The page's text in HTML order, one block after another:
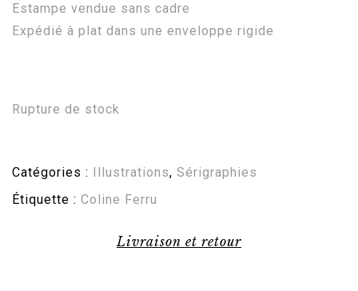
Estampe vendue sans cadre
Expédié à plat dans une enveloppe rigide
Rupture de stock
Catégories : Illustrations, Sérigraphies
Étiquette : Coline Ferru
Livraison et retour